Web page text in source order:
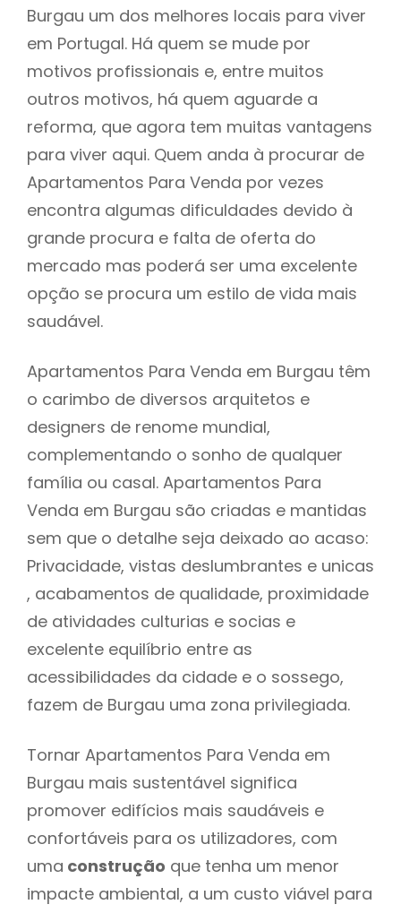
Burgau um dos melhores locais para viver
em Portugal. Há quem se mude por
motivos profissionais e, entre muitos
outros motivos, há quem aguarde a
reforma, que agora tem muitas vantagens
para viver aqui. Quem anda à procurar de
Apartamentos Para Venda por vezes
encontra algumas dificuldades devido à
grande procura e falta de oferta do
mercado mas poderá ser uma excelente
opção se procura um estilo de vida mais
saudável.
Apartamentos Para Venda em Burgau têm
o carimbo de diversos arquitetos e
designers de renome mundial,
complementando o sonho de qualquer
família ou casal. Apartamentos Para
Venda em Burgau são criadas e mantidas
sem que o detalhe seja deixado ao acaso:
Privacidade, vistas deslumbrantes e unicas
, acabamentos de qualidade, proximidade
de atividades culturias e socias e
excelente equilíbrio entre as
acessibilidades da cidade e o sossego,
fazem de Burgau uma zona privilegiada.
Tornar Apartamentos Para Venda em
Burgau mais sustentável significa
promover edifícios mais saudáveis e
confortáveis para os utilizadores, com
uma construção que tenha um menor
impacte ambiental, a um custo viável para